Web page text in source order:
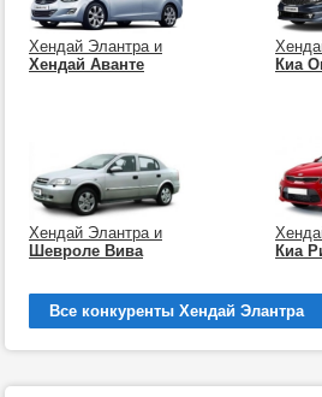
Хендай Элантра и
Хендай Аванте
Киа
Хендай Элантра и
Шевроле Вива
Киа
Все конкуренты Хендай Элантра